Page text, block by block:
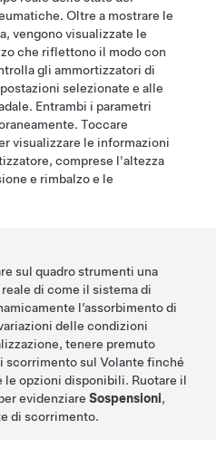
Oltre a mostrare le
vengono visualizzate le
che riflettono il modo con
gli ammortizzatori di
selezionate e alle
Entrambi i parametri
Toccare
visualizzare le informazioni
comprese l'altezza
e rimbalzo e le
sul quadro strumenti una
di come il sistema di
l’assorbimento di
delle condizioni
tenere premuto
scorrimento sulVolante finché
le opzioni disponibili. Ruotare il
evidenziareSospensioni,
di scorrimento.